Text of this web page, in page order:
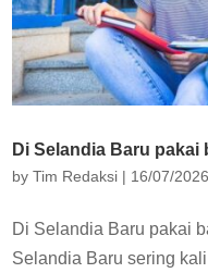
Di Selandia Baru
byTim Redaksi | 16/07/2026
Di Selandia Baru pakai
Selandia Baru sering